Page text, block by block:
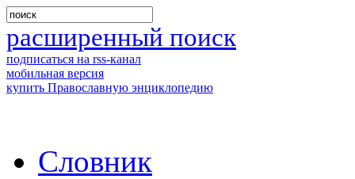
расширенный поиск
подписаться на rss-канал
мобильная версия
купить Православную энциклопедию
Словник